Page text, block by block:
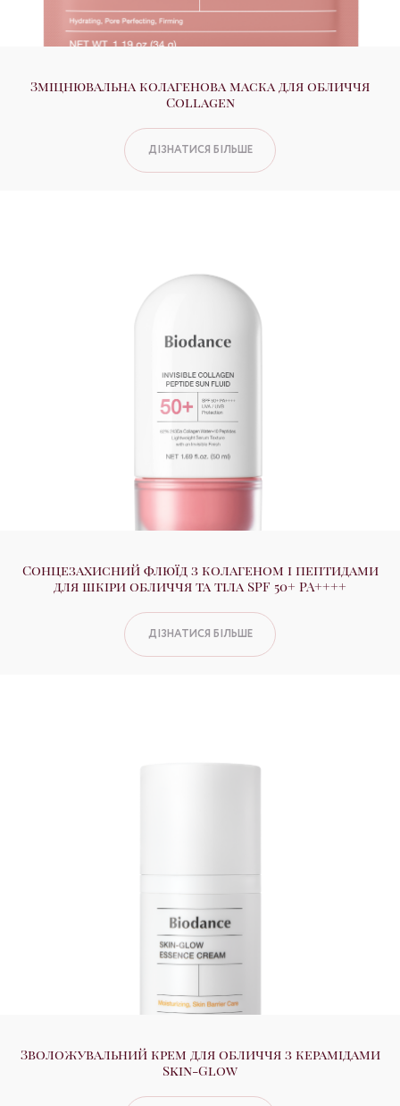
Зміцнювальна колагенова маска для обличчя
Collagen
ДІЗНАТИСЯ БІЛЬШЕ
Сонцезахисний флюїд з колагеном і пептидами
для шкіри обличчя та тіла SPF 50+ PA++++
ДІЗНАТИСЯ БІЛЬШЕ
Зволожувальний крем для обличчя з керамідами
Skin-Glow